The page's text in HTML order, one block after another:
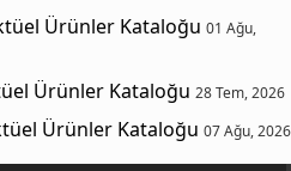
Ürünler Kataloğu 01 Ağu,
Ürünler Kataloğu 28 Tem, 2026
Ürünler Kataloğu 07 Ağu, 2026